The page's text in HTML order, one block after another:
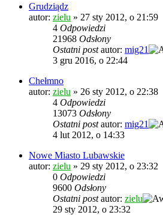
Grudziądz
autor: zielu » 27 sty 2012, o 21:59
4 Odpowiedzi
21968 Odsłony
Ostatni postautor: mig21
3 gru 2016, o 22:44
Chełmno
autor: zielu » 26 sty 2012, o 22:38
4 Odpowiedzi
13073 Odsłony
Ostatni postautor: mig21
4 lut 2012, o 14:33
Nowe Miasto Lubawskie
autor: zielu » 29 sty 2012, o 23:32
0 Odpowiedzi
9600 Odsłony
Ostatni postautor: zielu
29 sty 2012, o 23:32